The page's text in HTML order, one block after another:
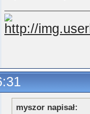
myszor napisał: